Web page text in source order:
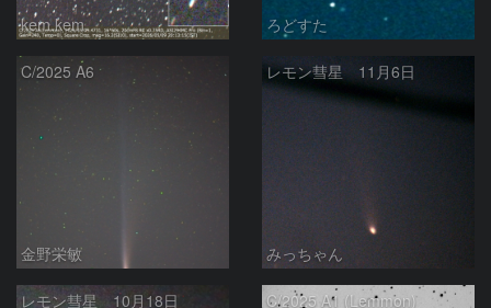
kem.kem ろどすた
C/2025 A6
金野栄敏
レモン彗星 11月6日
みっちゃん
レモン彗星 10月18日 C/2025 A1 (Lemmon)